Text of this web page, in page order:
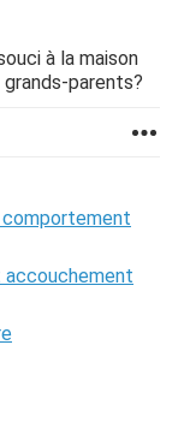
à la maison
parents?
comportement
accouchement